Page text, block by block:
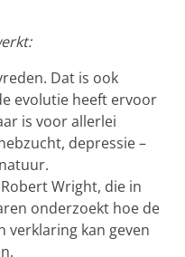
Dat is ook
evolutie heeft ervoor
is voor allerlei
depressie –
Wright, die in
onderzoekt hoe de
verklaring kan geven